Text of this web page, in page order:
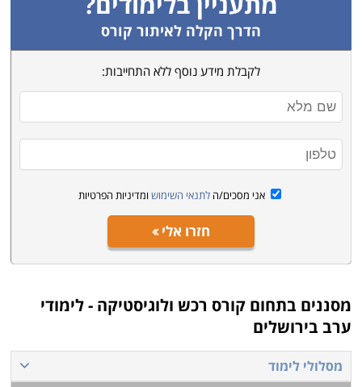
הדרך הקלה לאיתור קורס
לקבלת מידע נוסף ללא התחייבות:
אני מסכים/ה לתנאי השימוש ומדיניות הפרטיות
חזרו אלי
מסננים בתחום קורס רכש ולוגיסטיקה - לימודי
ערב בירושלים
מסלולי לימוד